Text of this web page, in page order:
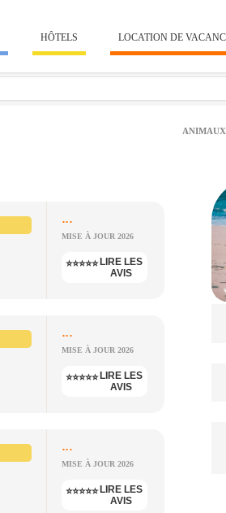
HÔTELS LOCATION DE
...
MISE À JOUR 2026
⭐⭐⭐⭐⭐ LIRE LES
AVIS
...
MISE À JOUR 2026
⭐⭐⭐⭐⭐ LIRE LES
AVIS
...
MISE À JOUR 2026
⭐⭐⭐⭐⭐ LIRE LES
AVIS